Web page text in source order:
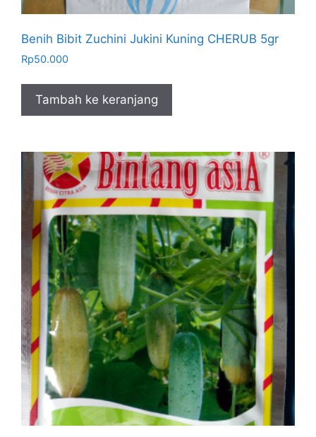
Benih Bibit Zuchini Jukini Kuning CHERUB 5gr
Rp50.000
Tambah ke keranjang